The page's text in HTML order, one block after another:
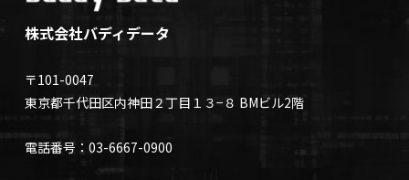
株式会社バディデータ
〒101-0047
東京都千代田区内神田２丁目１３−８ BMビル2階
電話番号：03-6667-0900